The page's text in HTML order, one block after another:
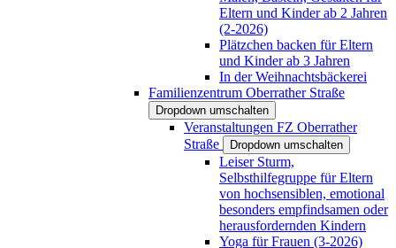
Eltern und Kinder ab 2 Jahren
(2-2026)
Plätzchen backen für Eltern
und Kinder ab 3 Jahren
In der Weihnachtsbäckerei
Familienzentrum Oberrather Straße
Dropdown umschalten
Veranstaltungen FZ Oberrather
Straße
Dropdown umschalten
Leiser Sturm,
Selbsthilfegruppe für Eltern
von hochsensiblen, emotional
besonders empfindsamen oder
herausfordernden Kindern
Yoga für Frauen (3-2026)